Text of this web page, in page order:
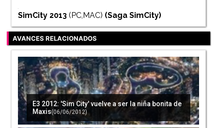
SimCity 2013 (PC,MAC) (Saga SimCity)
AVANCES RELACIONADOS
E3 2012: 'Sim City' vuelve a ser la niña bonita de
Maxis(06/06/2012)